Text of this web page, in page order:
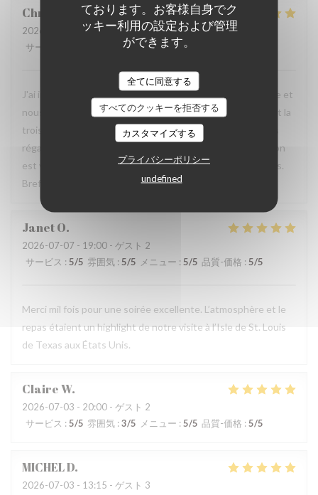
ております。お客様自身でク
ッキー利用の設定および管理
ができます。
全てに同意する
すべてのクッキーを拒否する
カスタマイズする
プライバシーポリシー
undefined
Christophe L
2026-07-17
- 12:15 - ゲスト 6
サービス
5/5 メニュー: 5
J'ai invité quelques amis pour fêter mon départ à la retraite et
nous avons très bien mangé, tout le monde était ravi. C'est la
troisième fois que je déjeune ici et à chaque fois je me suis
régalé. De plus, le service est très aimable et chaleureux, on
est vraiment bien accueilli et soignés tout au long du repas.
Bref, on passe un très bon moment.
JanetO
2026-07-07 - 19:00 - ゲスト 2
サービス : 5/5 雰囲気 : 5/5 メニュー : 5/5 品質-価格 : 5/5
Merci mil fois pour une soirée excellente. L’atmosphère et le
repas étaient un highlight de notre visite à l’Isle de St. Louis
de Texas aux États Unis.
ClaireW
2026-07-03 - 20:00 - ゲスト 2
サービス : 5/5 雰囲気 : 3/5 メニュー : 5/5 品質-価格 : 5/5
MICHELD
2026-07-03 - 13:15 - ゲスト 3